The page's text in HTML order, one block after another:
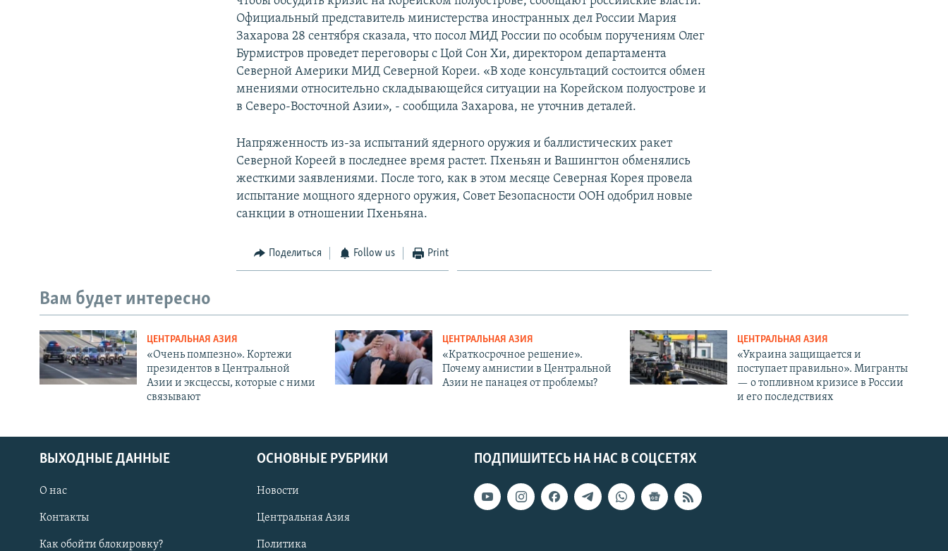
Официальный представитель министерства иностранных дел России Мария
Захарова 28 сентября сказала, что посол МИД России по особым поручениям Олег
Бурмистров проведет переговоры с Цой Сон Хи, директором департамента
Северной Америки МИД Северной Кореи. «В ходе консультаций состоится обмен
мнениями относительно складывающейся ситуации на Корейском полуострове и
в Северо-Восточной Азии», - сообщила Захарова, не уточнив деталей.
Напряженность из-за испытаний ядерного оружия и баллистических ракет
Северной Кореей в последнее время растет. Пхеньян и Вашингтон обменялись
жесткими заявлениями. После того, как в этом месяце Северная Корея провела
испытание мощного ядерного оружия, Совет Безопасности ООН одобрил новые
санкции в отношении Пхеньяна.
Поделиться Follow us Print
Вам будет интересно
ЦЕНТРАЛЬНАЯ АЗИЯ
«Очень помпезно». Кортежи
президентов в Центральной
Азии и эксцессы, которые с ними
связывают
ЦЕНТРАЛЬНАЯ АЗИЯ
«Краткосрочное решение».
Почему амнистии в Центральной
Азии не панацея от проблемы?
ЦЕНТРАЛЬНАЯ АЗИЯ
«Украина защищается и
поступает правильно». Мигранты
— о топливном кризисе в России
и его последствиях
ПОДПИШИТЕСЬ НА НАС В СОЦСЕТЯХ
ВЫХОДНЫЕ ДАННЫЕ
О нас
Контакты
Как обойти блокировку?
ОСНОВНЫЕ РУБРИКИ
Новости
Центральная Азия
Политика